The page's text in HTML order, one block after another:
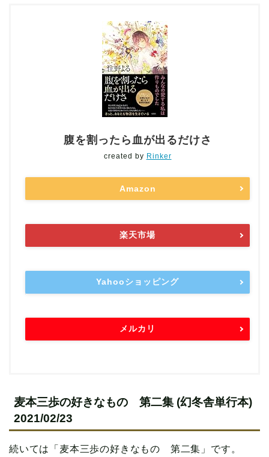
腹を割ったら血が出るだけさ
created by Rinker
Amazon
楽天市場
Yahooショッピング
メルカリ
麦本三歩の好きなもの 第二集 (幻冬舎単行本)
2021/02/23
続いては「麦本三歩の好きなもの 第二集」です。